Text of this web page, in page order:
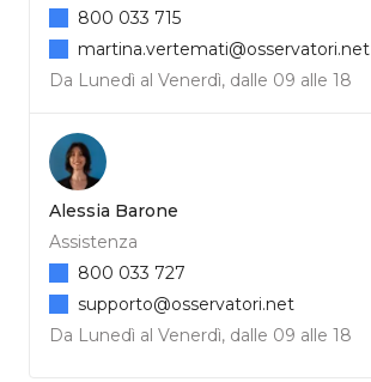
Da Lunedì al Venerdì, dalle 09 alle 18
800 033 715
martina.vertemati@osservatori.net
Alessia Barone
Assistenza
Da Lunedì al Venerdì, dalle 09 alle 18
800 033 727
supporto@osservatori.net